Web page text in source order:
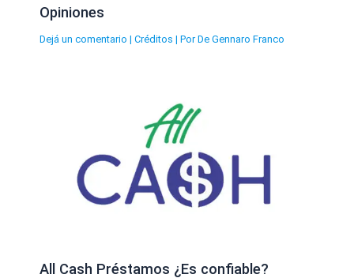
Opiniones
Dejá un comentario | Créditos | Por De Gennaro Franco
All Cash Préstamos ¿Es confiable?